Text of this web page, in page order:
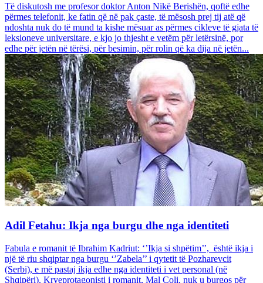
Të diskutosh me profesor doktor Anton Nikë Berishën, qoftë edhe
përmes telefonit, ke fatin që në pak çaste, të mësosh prej tij atë që
ndoshta nuk do të mund ta kishe mësuar as përmes cikleve të gjata të
leksioneve universitare, e kjo jo thjesht e vetëm për letërsinë, por
edhe për jetën në tërësi, për besimin, për rolin që ka dija në jetën...
Adil Fetahu: Ikja nga burgu dhe nga identiteti
Fabula e romanit të Ibrahim Kadriut: ‘’Ikja si shpëtim’’, është ikja i
një të riu shqiptar nga burgu ‘’Zabela’’ i qytetit të Pozharevcit
(Serbi), e më pastaj ikja edhe nga identiteti i vet personal (në
Shqipëri). Kryeprotagonisti i romanit, Mal Coli, nuk u burgos për